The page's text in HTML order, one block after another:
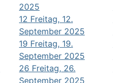
2025
12 Freitag, 12.
September 2025
19 Freitag, 19.
September 2025
26 Freitag, 26.
September 2025